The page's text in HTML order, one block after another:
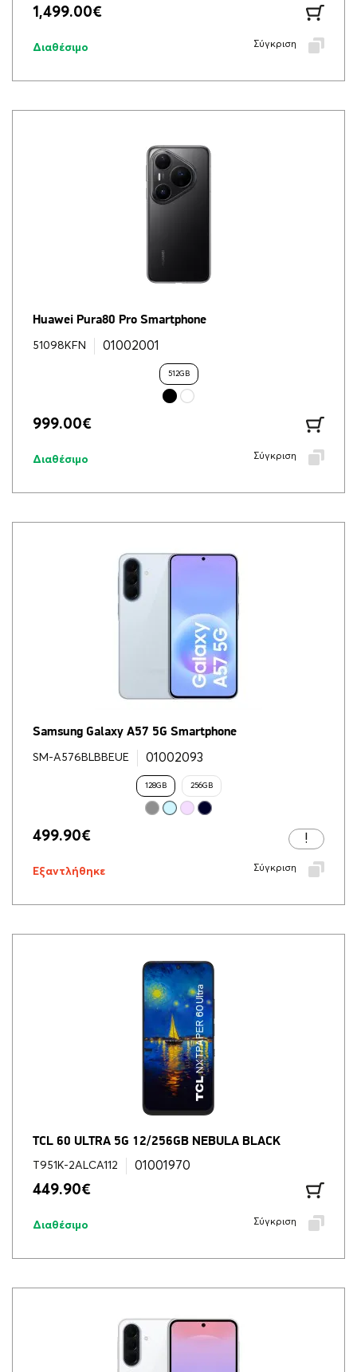
1,499.00€
Διαθέσιμο Σύγκριση
Huawei Pura80 Pro Smartphone
51098KFN 01002001
512GB
999.00€
Διαθέσιμο Σύγκριση
Samsung Galaxy A57 5G Smartphone
SM-A576BLBBEUE 01002093
128GB 256GB
499.90€
Εξαντλήθηκε Σύγκριση
TCL 60 ULTRA 5G 12/256GB NEBULA BLACK
T951K-2ALCA112 01001970
449.90€
Διαθέσιμο Σύγκριση